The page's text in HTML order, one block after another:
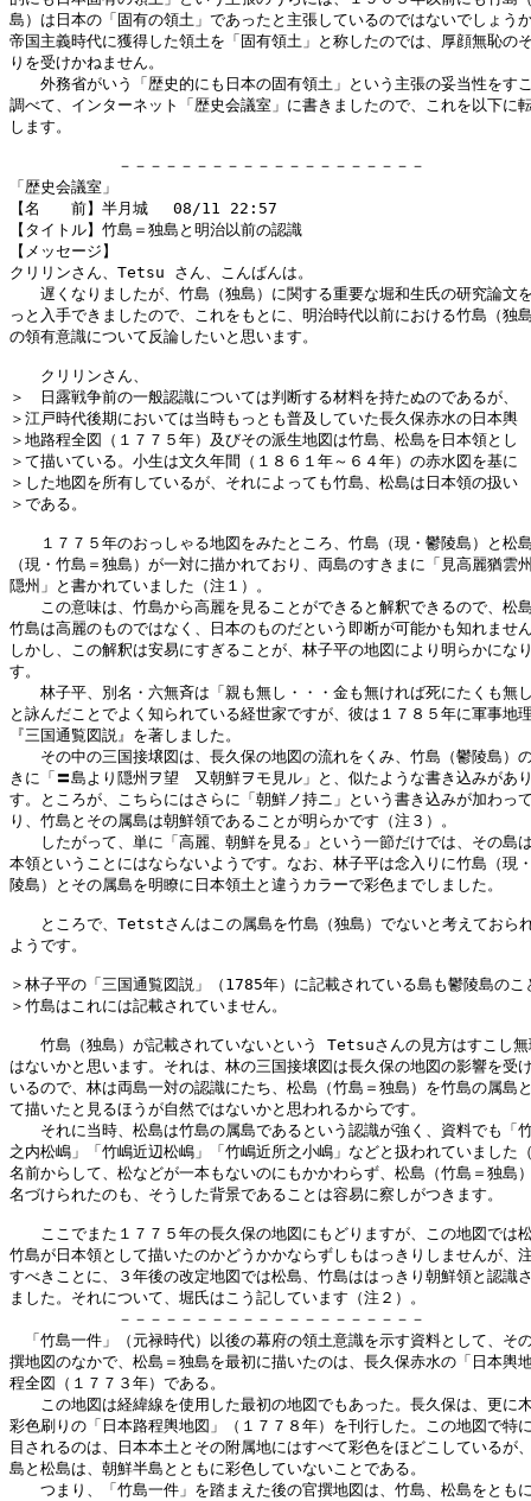
島）は日本の「固有の領土」であったと主張しているのではないでしょう
帝国主義時代に獲得した領土を「固有領土」と称したのでは、厚顔無恥の
りを受けかねません。
外務省がいう「歴史的にも日本の固有領土」という主張の妥当性をす
調べて、インターネット「歴史会議室」に書きましたので、これを以下に
します。
－－－－－－－－－－－－－－－－－－－－
「歴史会議室」
【名　　前】半月城　 08/11 22:57
【タイトル】竹島＝独島と明治以前の認識
【メッセージ】
クリリンさん、Tetsu さん、こんばんは。
遅くなりましたが、竹島（独島）に関する重要な堀和生氏の研究論文
っと入手できましたので、これをもとに、明治時代以前における竹島（独
の領有意識について反論したいと思います。
クリリンさん、
＞　日露戦争前の一般認識については判断する材料を持たぬのであるが、
＞江戸時代後期においては当時もっとも普及していた長久保赤水の日本輿
＞地路程全図（１７７５年）及びその派生地図は竹島、松島を日本領とし
＞て描いている。小生は文久年間（１８６１年～６４年）の赤水図を基に
＞した地図を所有しているが、それによっても竹島、松島は日本領の扱い
＞である。
１７７５年のおっしゃる地図をみたところ、竹島（現・鬱陵島）と松
（現・竹島＝独島）が一対に描かれており、両島のすきまに「見高麗猶雲
隠州」と書かれていました（注１）。
この意味は、竹島から高麗を見ることができると解釈できるので、松
竹島は高麗のものではなく、日本のものだという即断が可能かも知れませ
しかし、この解釈は安易にすぎることが、林子平の地図により明らかにな
す。
林子平、別名・六無斉は「親も無し・・・金も無ければ死にたくも無
と詠んだことでよく知られている経世家ですが、彼は１７８５年に軍事地
『三国通覧図説』を著しました。
その中の三国接壌図は、長久保の地図の流れをくみ、竹島（鬱陵島）
きに「〓島より隠州ヲ望　又朝鮮ヲモ見ル」と、似たような書き込みがあ
す。ところが、こちらにはさらに「朝鮮ノ持ニ」という書き込みが加わっ
り、竹島とその属島は朝鮮領であることが明らかです（注３）。
したがって、単に「高麗、朝鮮を見る」という一節だけでは、その島
本領ということにはならないようです。なお、林子平は念入りに竹島（現
陵島）とその属島を明瞭に日本領土と違うカラーで彩色までしました。
ところで、Tetstさんはこの属島を竹島（独島）でないと考えておら
ようです。
＞林子平の「三国通覧図説」（1785年）に記載されている島も鬱陵島のこ
＞竹島はこれには記載されていません。
竹島（独島）が記載されていないという Tetsuさんの見方はすこし無
はないかと思います。それは、林の三国接壌図は長久保の地図の影響を受
いるので、林は両島一対の認識にたち、松島（竹島＝独島）を竹島の属島
て描いたと見るほうが自然ではないかと思われるからです。
それに当時、松島は竹島の属島であるという認識が強く、資料でも「
之内松嶋」「竹嶋近辺松嶋」「竹嶋近所之小嶋」などと扱われていました
名前からして、松などが一本もないのにもかかわらず、松島（竹島＝独島
名づけられたのも、そうした背景であることは容易に察しがつきます。
ここでまた１７７５年の長久保の地図にもどりますが、この地図では
竹島が日本領として描いたのかどうかかならずしもはっきりしませんが、
すべきことに、３年後の改定地図では松島、竹島ははっきり朝鮮領と認識
ました。それについて、堀氏はこう記しています（注２）。
－－－－－－－－－－－－－－－－－－－－
「竹島一件」（元禄時代）以後の幕府の領土意識を示す資料として、そ
撰地図のなかで、松島＝独島を最初に描いたのは、長久保赤水の「日本輿
程全図（１７７３年）である。
この地図は経緯線を使用した最初の地図でもあった。長久保は、更に
彩色刷りの「日本路程輿地図」（１７７８年）を刊行した。この地図で特
目されるのは、日本本土とその附属地にはすべて彩色をほどこしているが
島と松島は、朝鮮半島とともに彩色していないことである。
つまり、「竹島一件」を踏まえた後の官撰地図は、竹島、松島をとも